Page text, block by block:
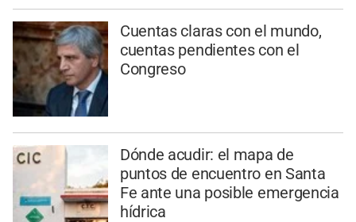
Cuentas claras con el mundo,
cuentas pendientes con el
Congreso
Dónde acudir: el mapa de
puntos de encuentro en Santa
Fe ante una posible emergencia
hídrica